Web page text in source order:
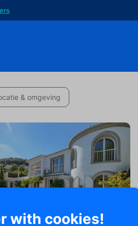
& omgeving
with cookies!